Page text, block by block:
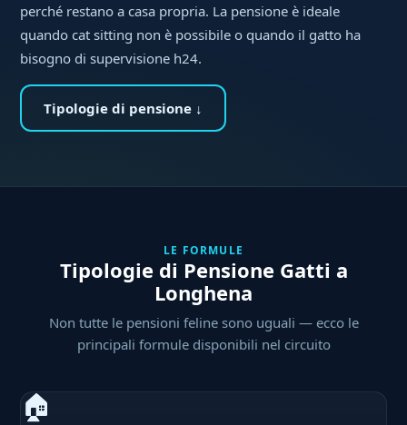
perché restano a casa propria. La pensione è ideale
quando cat sitting non è possibile o quando il gatto ha
bisogno di supervisione h24.
Tipologie di pensione ↓
LE FORMULE
Tipologie di Pensione Gatti a
Longhena
Non tutte le pensioni feline sono uguali — ecco le
principali formule disponibili nel circuito
🏠